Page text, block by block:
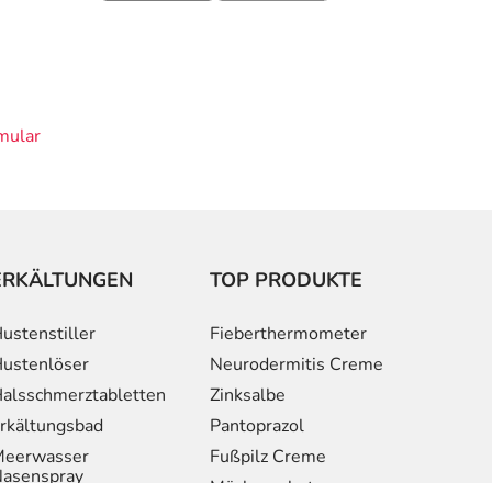
TOP PRODUKTE
Fieberthermometer
Neurodermitis Creme
Zinksalbe
Pantoprazol
Fußpilz Creme